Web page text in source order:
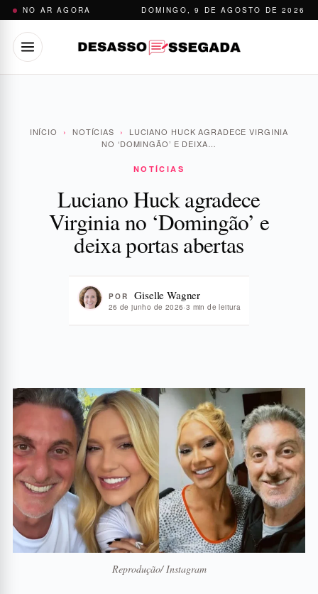
Pular
conteúdo
NO AR AGORA DOMINGO, 9 DE AGOSTO DE 2026
INÍCIO › NOTÍCIAS ›
LUCIANO HUCK AGRADECE VIRGINIA
NO ‘DOMINGÃO’ E DEIXA…
NOTÍCIAS
Luciano Huck agradece
Virginia no ‘Domingão’ e
deixa portas abertas
POR Giselle Wagner
26 de junho de 2026·3 min de leitura
Reprodução/ Instagram